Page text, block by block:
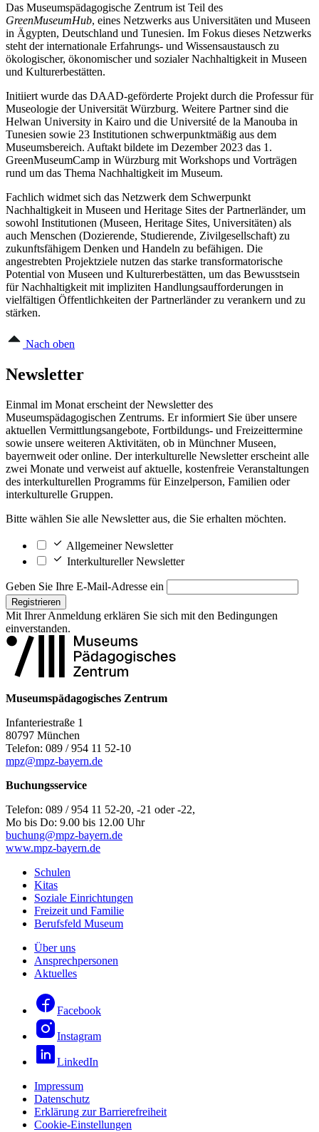
Das Museumspädagogische Zentrum ist Teil des
GreenMuseumHub, eines Netzwerks aus Universitäten und Museen
in Ägypten, Deutschland und Tunesien. Im Fokus dieses Netzwerks
steht der internationale Erfahrungs- und Wissensaustausch zu
ökologischer, ökonomischer und sozialer Nachhaltigkeit in Museen
und Kulturerbestätten.
Initiiert wurde das DAAD-geförderte Projekt durch die Professur für
Museologie der Universität Würzburg. Weitere Partner sind die
Helwan University in Kairo und die Université de la Manouba in
Tunesien sowie 23 Institutionen schwerpunktmäßig aus dem
Museumsbereich. Auftakt bildete im Dezember 2023 das 1.
GreenMuseumCamp in Würzburg mit Workshops und Vorträgen
rund um das Thema Nachhaltigkeit im Museum.
Fachlich widmet sich das Netzwerk dem Schwerpunkt
Nachhaltigkeit in Museen und Heritage Sites der Partnerländer, um
sowohl Institutionen (Museen, Heritage Sites, Universitäten) als
auch Menschen (Dozierende, Studierende, Zivilgesellschaft) zu
zukunftsfähigem Denken und Handeln zu befähigen. Die
angestrebten Projektziele nutzen das starke transformatorische
Potential von Museen und Kulturerbestätten, um das Bewusstsein
für Nachhaltigkeit mit impliziten Handlungsaufforderungen in
vielfältigen Öffentlichkeiten der Partnerländer zu verankern und zu
stärken.
Nach oben
Newsletter
Einmal im Monat erscheint der Newsletter des
Museumspädagogischen Zentrums. Er informiert Sie über unsere
aktuellen Vermittlungsangebote, Fortbildungs- und Freizeittermine
sowie unsere weiteren Aktivitäten, ob in Münchner Museen,
bayernweit oder online. Der interkulturelle Newsletter erscheint alle
zwei Monate und verweist auf aktuelle, kostenfreie Veranstaltungen
des interkulturellen Programms für Einzelperson, Familien oder
interkulturelle Gruppen.
Bitte wählen Sie alle Newsletter aus, die Sie erhalten möchten.
Allgemeiner Newsletter
Interkultureller Newsletter
Geben Sie Ihre E-Mail-Adresse ein
Registrieren
Mit Ihrer Anmeldung erklären Sie sich mit den Bedingungen
einverstanden.
Museumspädagogisches Zentrum
Infanteriestraße 1
80797 München
Telefon: 089 / 954 11 52-10
mpz@mpz-bayern.de
Buchungsservice
Telefon: 089 / 954 11 52-20, -21 oder -22,
Mo bis Do: 9.00 bis 12.00 Uhr
buchung@mpz-bayern.de
www.mpz-bayern.de
Schulen
Kitas
Soziale Einrichtungen
Freizeit und Familie
Berufsfeld Museum
Über uns
Ansprechpersonen
Aktuelles
Facebook
Instagram
LinkedIn
Impressum
Datenschutz
Erklärung zur Barrierefreiheit
Cookie-Einstellungen